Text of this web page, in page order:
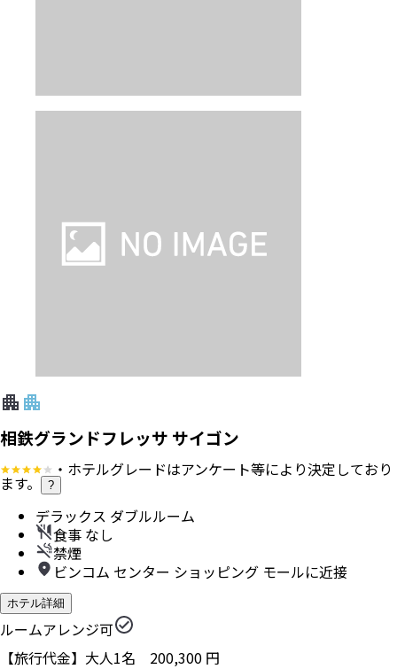
相鉄グランドフレッサ サイゴン
・ホテルグレードはアンケート等により決定しており
ます。 ?
デラックス ダブルルーム
食事 なし
禁煙
ビンコム センター ショッピング モールに近接
ホテル詳細
ルームアレンジ可
【旅行代金】大人1名 200,300 円